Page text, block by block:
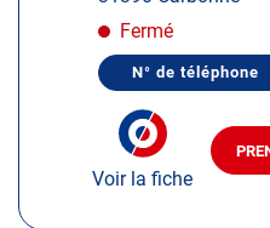
informations
Fermé
N° de téléphone
AFFICHER
Voir la fiche